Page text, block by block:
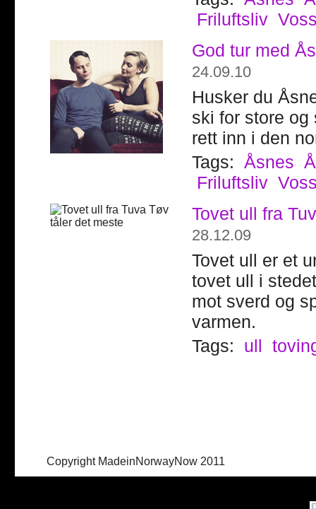
Friluftsliv
God tur med
24.09.10
Husker du
ski for store og
rett inn i den
Tags: Åsnes
Friluftsliv
Tovet ull fra
28.12.09
Tovet ull er et
tovet ull i
mot sverd og
varmen.
Tags:
ull
Copyright MadeinNorwayNow 2011